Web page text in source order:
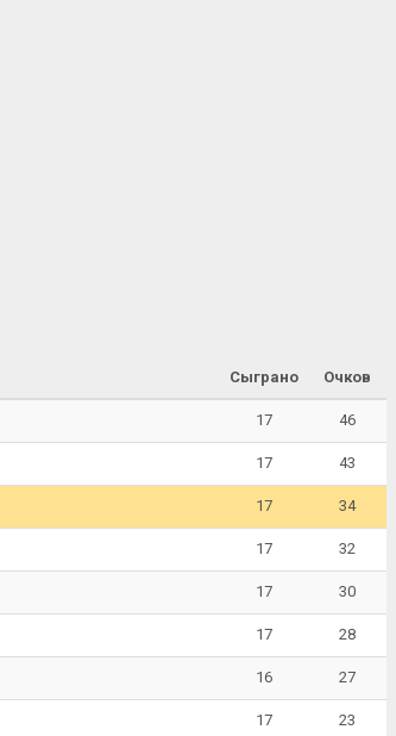
Сыграно Очков
17 46
17 43
17 34
17 32
17 30
17 28
16 27
17 23